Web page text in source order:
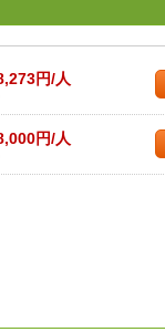
円/人
円/人